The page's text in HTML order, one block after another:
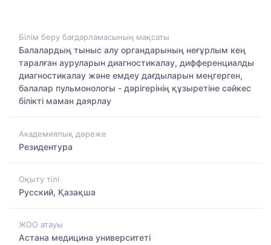
Білім беру бағдарламасының мақсаты
Балалардың тыныс алу органдарының неғұрлым кең
таралған ауруларын диагностикалау, дифференциалды
диагностикалау және емдеу дағдыларын меңгерген,
балалар пульмонологы - дәрігерінің құзыретіне сәйкес
білікті маман даярлау
Академиялық дәреже
Резидентура
Оқыту тілі
Русский, Қазақша
ЖОО атауы
Астана медицина университеті